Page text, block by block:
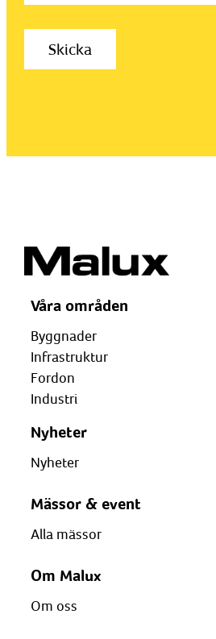
Våra områden
Byggnader
Infrastruktur
Fordon
Industri
Nyheter
Nyheter
Mässor & event
Alla mässor
Om Malux
Om oss